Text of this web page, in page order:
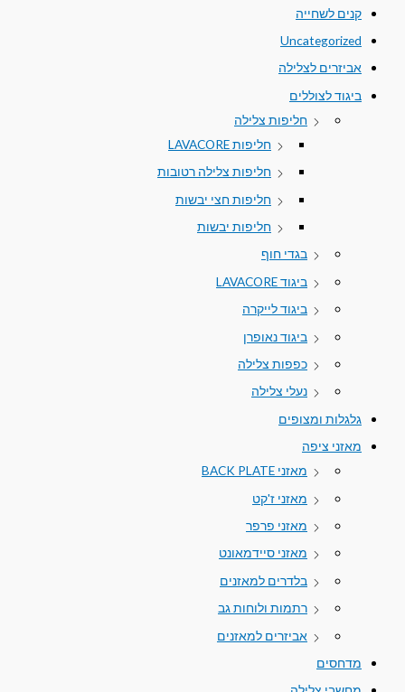
קנים לשחייה
Uncategorized
אביזרים לצלילה
ביגוד לצוללים
חליפות צלילה
חליפות LAVACORE
חליפות צלילה רטובות
חליפות חצי יבשות
חליפות יבשות
בגדי חוף
ביגוד LAVACORE
ביגוד לייקרה
ביגוד נאופרן
כפפות צלילה
נעלי צלילה
גלגלות ומצופים
מאזני ציפה
מאזני BACK PLATE
מאזני ז'קט
מאזני פרפר
מאזני סיידמאונט
בלדרים למאזנים
רתמות ולוחות גב
אביזרים למאזנים
מדחסים